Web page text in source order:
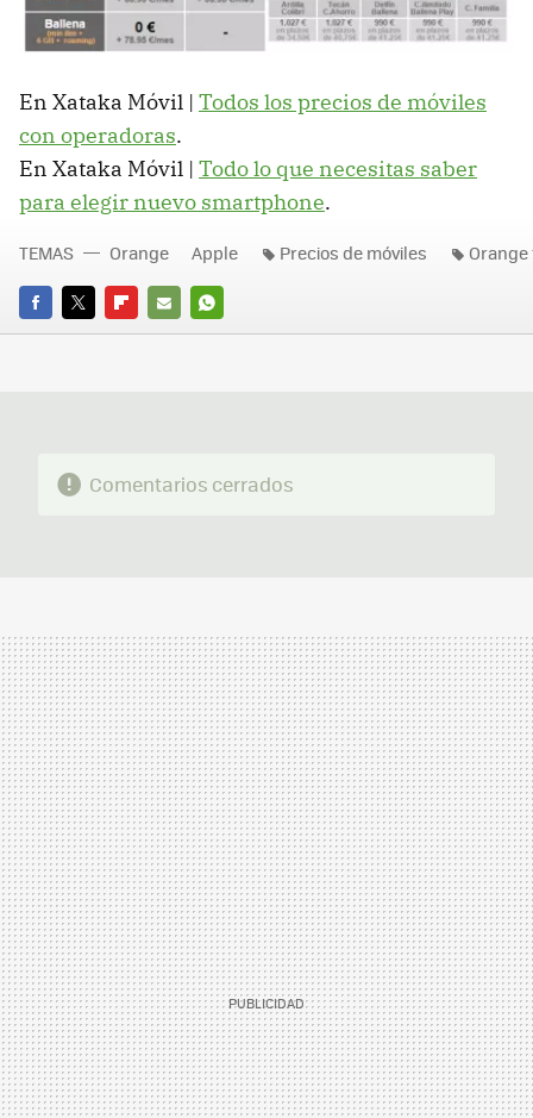
En Xataka Móvil | Todos los precios de móviles
con operadoras.
En Xataka Móvil | Todo lo que necesitas saber
para elegir nuevo smartphone.
FACEBOOK
TWITTERFLIPBOARD
E-
WHATSAPP
TEMAS Orange Apple Precios de móviles
Comentarios cerrados